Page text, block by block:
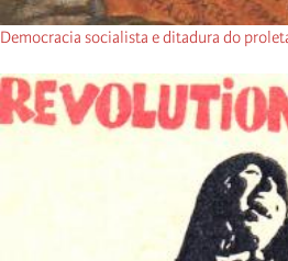
Democracia socialista e ditadura do